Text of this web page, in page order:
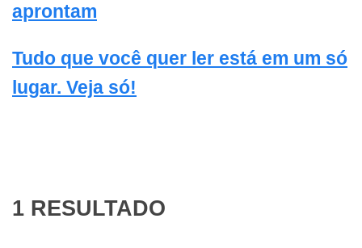
aprontam
Tudo que você quer ler está em um só
lugar. Veja só!
1 RESULTADO